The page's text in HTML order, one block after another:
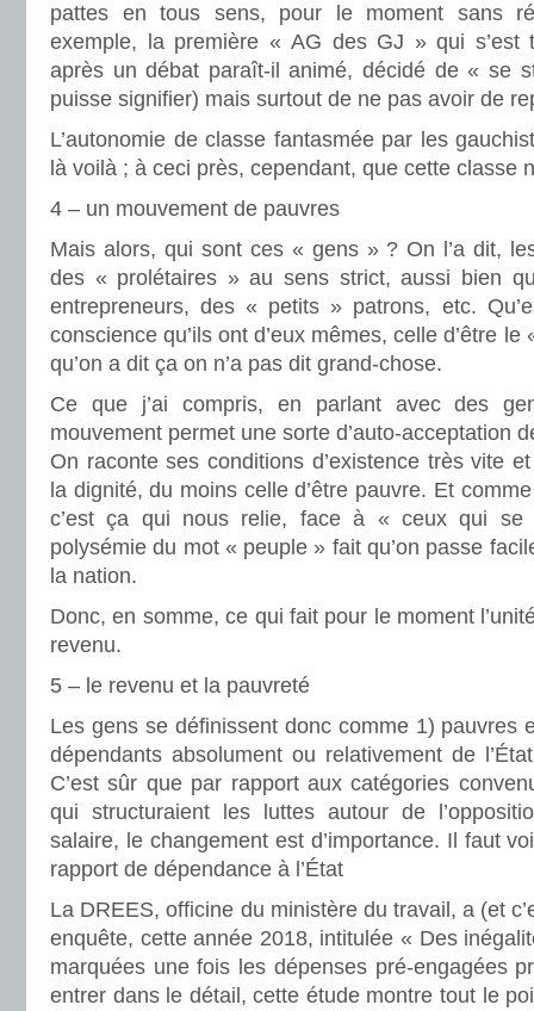
pattes en tous sens, pour le moment sans
exemple, la première « AG des GJ » qui s’est
après un débat paraît-il animé, décidé de « se
puisse signifier) mais surtout de ne pas avoir de
L’autonomie de classe fantasmée par les
là voilà ; à ceci près, cependant, que cette classe
4 – un mouvement de pauvres
Mais alors, qui sont ces « gens » ? On l’a dit,
des « prolétaires » au sens strict, aussi bien
entrepreneurs, des « petits » patrons, etc.
conscience qu’ils ont d’eux mêmes, celle d’être
qu’on a dit ça on n’a pas dit grand-chose.
Ce que j’ai compris, en parlant avec des
mouvement permet une sorte d’auto-acceptation
On raconte ses conditions d’existence très vite
la dignité, du moins celle d’être pauvre. Et
c’est ça qui nous relie, face à « ceux qui se
polysémie du mot « peuple » fait qu’on passe
la nation.
Donc, en somme, ce qui fait pour le moment
revenu.
5 – le revenu et la pauvreté
Les gens se définissent donc comme 1) pauvres
dépendants absolument ou relativement de
C’est sûr que par rapport aux catégories
qui structuraient les luttes autour de
salaire, le changement est d’importance. Il faut
rapport de dépendance à l’État
La DREES, officine du ministère du travail, a (et
enquête, cette année 2018, intitulée « Des
marquées une fois les dépenses pré-engagées
entrer dans le détail, cette étude montre tout le